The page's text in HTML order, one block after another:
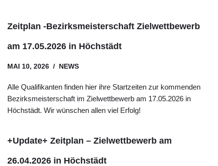
Zeitplan -Bezirksmeisterschaft Zielwettbewerb
am 17.05.2026 in Höchstädt
MAI 10, 2026 NEWS
Alle Qualifikanten finden hier ihre Startzeiten zur kommenden
Bezirksmeisterschaft im Zielwettbewerb am 17.05.2026 in
Höchstädt. Wir wünschen allen viel Erfolg!
+Update+ Zeitplan – Zielwettbewerb am
26.04.2026 in Höchstädt